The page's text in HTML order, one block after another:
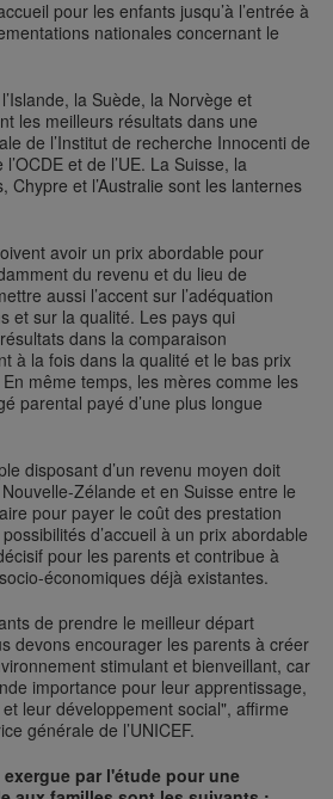
pour les enfants jusqu’à l’entrée à
nationales concernant le
la Suède, la Norvège et
les meilleurs résultats dans une
de l’Institut de recherche Innocenti de
et de l’UE. La Suisse, la
Chypre et l’Australie sont les lanternes
avoir un prix abordable pour
du revenu et du lieu de
aussi l’accent sur l’adéquation
et sur la qualité. Les pays qui
dans la comparaison
à la fois dans la qualité et le bas prix
même temps, les mères comme les
parental payé d’une plus longue
disposant d’un revenu moyen doit
Zélande et en Suisse entre le
pour payer le coût des prestation
d’accueil à un prix abordable
pour les parents et contribue à
économiques déjà existantes.
de prendre le meilleur départ
devons encourager les parents à créer
stimulant et bienveillant, car
importance pour leur apprentissage,
leur développement social", affirme
générale de l’UNICEF.
par l'étude pour une